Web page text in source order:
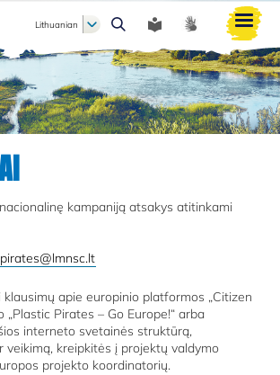
Lithuanian
kampaniją atsakys atitinkami
klausimų apie europinio platformos „Citizen
„Plastic Pirates – Go Europe!“ arba
interneto svetainės struktūrą,
veikimą, kreipkitės į projektų valdymo
projekto koordinatorių.